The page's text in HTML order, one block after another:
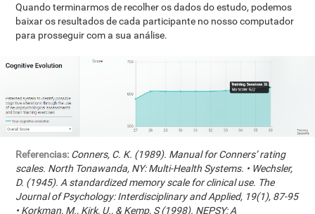
Quando terminarmos de recolher os dados do estudo, podemos
baixar os resultados de cada participante no nosso computador
para prosseguir com a sua análise.
Referencias: Conners, C. K. (1989). Manual for Conners’ rating
scales. North Tonawanda, NY: Multi-Health Systems. • Wechsler,
D. (1945). A standardized memory scale for clinical use. The
Journal of Psychology: Interdisciplinary and Applied, 19(1), 87-95
• Korkman, M., Kirk, U., & Kemp, S (1998). NEPSY: A